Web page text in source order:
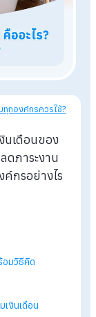
ร ทำไมทุกองค์กรควร
อบเงินเดือนขอ
ารถลดภาระงา